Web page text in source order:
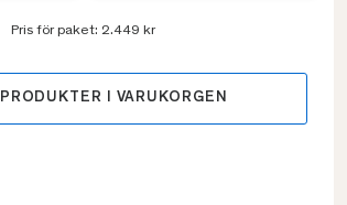
Pris för paket: 2.449 kr
PRODUKTER I VARUKORGEN